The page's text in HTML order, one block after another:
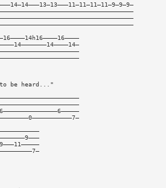
be heard..."